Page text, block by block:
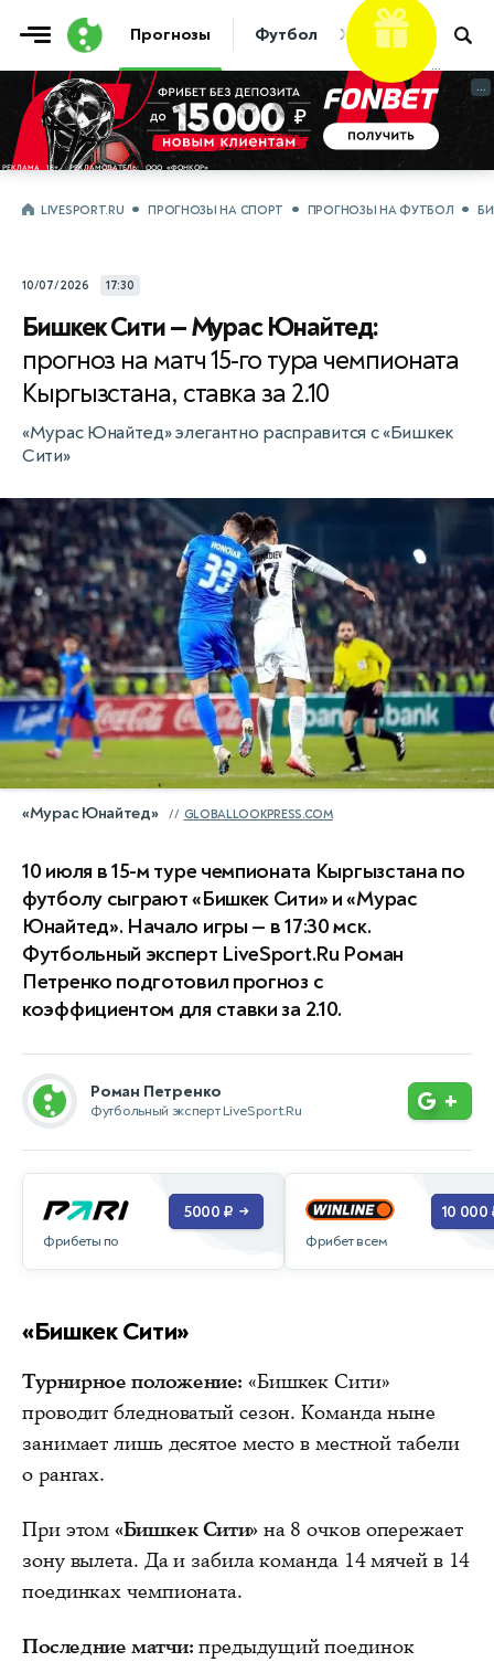
Прогнозы Футбол Хоккей Теннис
Фрибет
10 000 ₽
...
...
LIVESPORT.RU ПРОГНОЗЫ НА СПОРТ ПРОГНОЗЫ НА ФУТБОЛ
10/07/2026 17:30
Бишкек Сити — Мурас Юнайтед:
прогноз на матч 15-го тура чемпионата
Кыргызстана, ставка за 2.10
«Мурас Юнайтед» элегантно расправится с «Бишкек
Сити»
«Мурас Юнайтед» GLOBALLOOKPRESS.COM
10 июля в 15-м туре чемпионата Кыргызстана по
футболу сыграют «Бишкек Сити» и «Мурас
Юнайтед». Начало игры — в 17:30 мск.
Футбольный эксперт LiveSport.Ru Роман
Петренко подготовил прогноз с
коэффициентом для ставки за 2.10.
Роман Петренко
Футбольный эксперт LiveSport.Ru +
Фрибеты по
5000 ₽ →
Фрибет всем
10 000
«Бишкек Сити»
Турнирное положение: «Бишкек Сити»
проводит бледноватый сезон. Команда ныне
занимает лишь десятое место в местной табели
о рангах.
При этом«Бишкек Сити»на 8 очков опережает
зону вылета. Да и забила команда 14 мячей в 14
поединках чемпионата.
Последние матчи: предыдущий поединок